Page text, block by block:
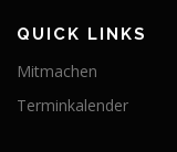
QUICK LINKS
Mitmachen
Terminkalender